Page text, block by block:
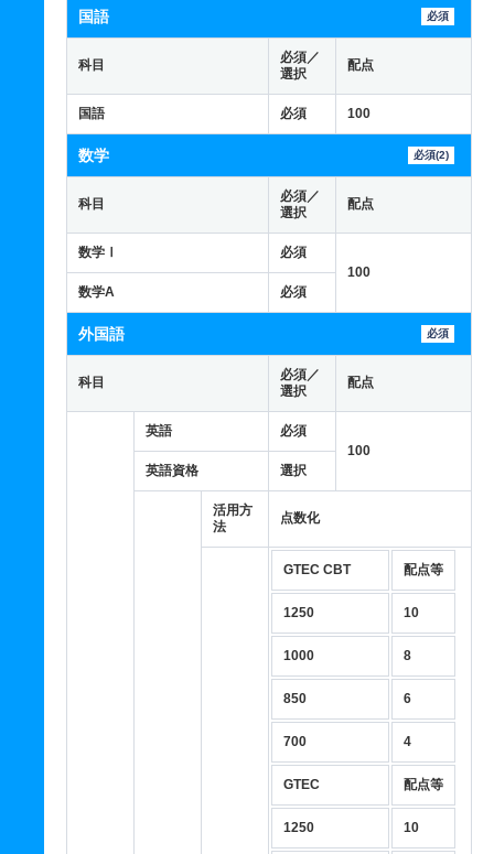
国語 必須
科目
必須／
選択
配点
国語 必須 100
数学 必須(2)
科目
必須／
選択
配点
数学Ⅰ
必須
100
数学A
必須
外国語 必須
科目
必須／
選択
配点
英語
必須
100
英語資格
選択
活用方
法
点数化
GTEC CBT 配点等
1250 10
1000 8
850 6
700 4
GTEC 配点等
1250 10